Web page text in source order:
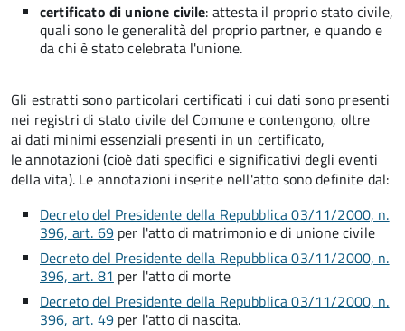
certificato di unione civile: attesta il proprio stato civile,
quali sono le generalità del proprio partner, e quando e
da chi è stato celebrata l'unione.
Gli estratti sono particolari certificati i cui dati sono presenti
nei registri di stato civile del Comune e contengono, oltre
ai dati minimi essenziali presenti in un certificato,
le annotazioni (cioè dati specifici e significativi degli eventi
della vita). Le annotazioni inserite nell'atto sono definite dal:
Decreto del Presidente della Repubblica 03/11/2000, n.
396, art. 69per l'atto di matrimonio e di unione civile
Decreto del Presidente della Repubblica 03/11/2000, n.
396, art. 81 per l'atto di morte
Decreto del Presidente della Repubblica 03/11/2000, n.
396, art. 49per l'atto di nascita.